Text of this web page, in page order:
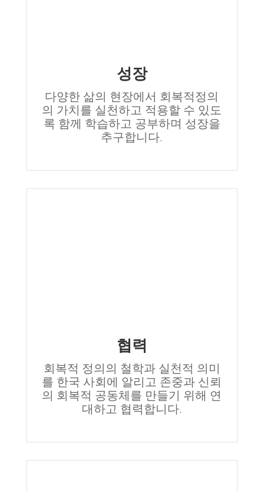
성장
다양한 삶의 현장에서 회복적정의
의 가치를 실천하고 적용할 수 있도
록 함께 학습하고 공부하며 성장을
추구합니다.
협력
회복적 정의의 철학과 실천적 의미
를 한국 사회에 알리고 존중과 신뢰
의 회복적 공동체를 만들기 위해 연
대하고 협력합니다.